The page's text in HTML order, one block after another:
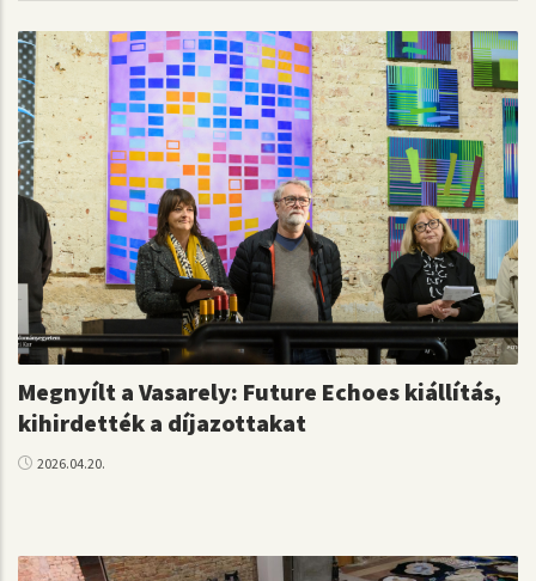
Megnyílt a Vasarely: Future Echoes kiállítás,
kihirdették a díjazottakat
2026.04.20.